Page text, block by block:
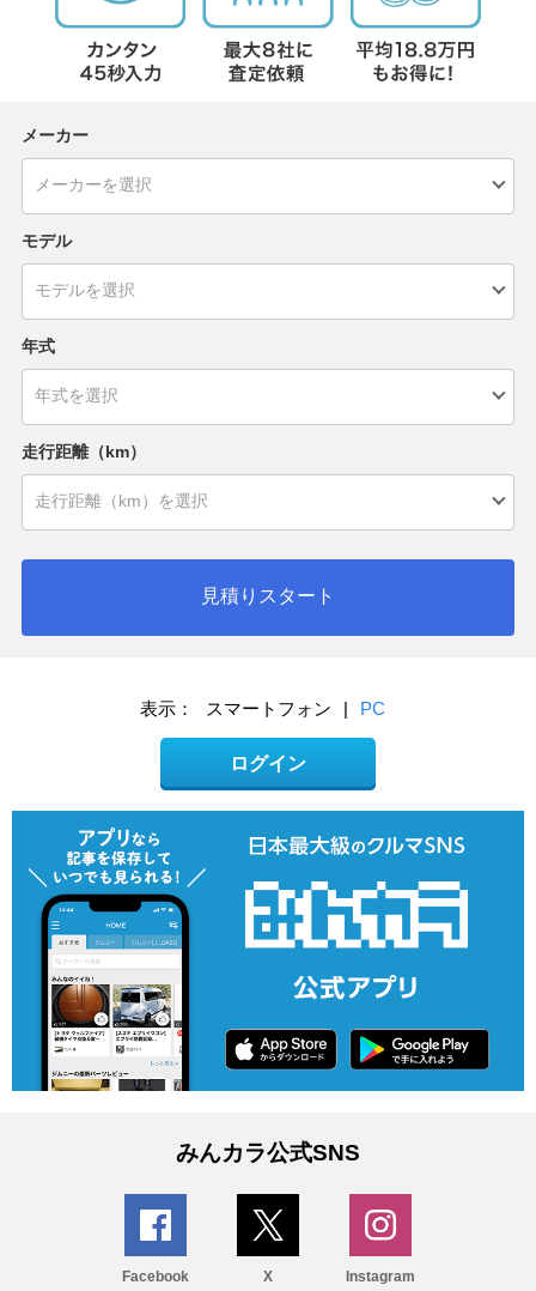
メーカー
モデル
年式
走行距離（km）
見積りスタート
表示： スマートフォン | PC
ログイン
みんカラ公式SNS
Facebook X Instagram